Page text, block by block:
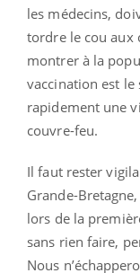
les médecins,
tordre le cou aux
montrer à la
vaccination est
rapidement une
couvre-feu.
Il faut rester
Grande-
lors de la
sans rien faire,
Nous